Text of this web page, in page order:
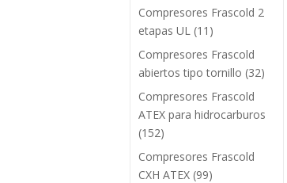
Compresores Frascold 2
etapas UL (11)
Compresores Frascold
abiertos tipo tornillo (32)
Compresores Frascold
ATEX para hidrocarburos
(152)
Compresores Frascold
CXH ATEX (99)